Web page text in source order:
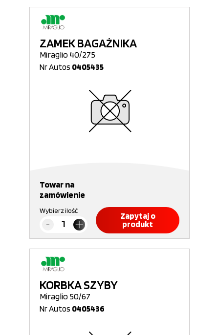
ZAMEK BAGAŻNIKA
Miraglio 40/275
Nr Autos 0405435
Towar na
zamówienie
Wybierz ilość
Zapytaj o
produkt
KORBKA SZYBY
Miraglio 50/67
Nr Autos 0405436